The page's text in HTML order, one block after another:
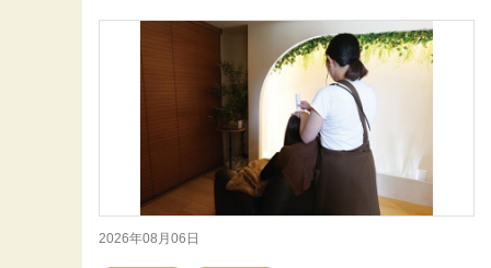
2026年08月06日